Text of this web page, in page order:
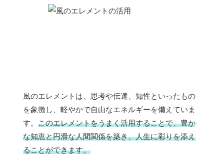
風のエレメントは、思考や伝達、知性といったもの
を象徴し、軽やかで自由なエネルギーを備えていま
す。 このエレメントをうまく活用することで、豊か
な知恵と円滑な人間関係を築き、人生に彩りを添え
ることができます。